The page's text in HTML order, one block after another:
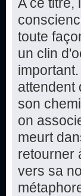
toute
un clin
attendent
son
on
meurt
retourner
vers sa